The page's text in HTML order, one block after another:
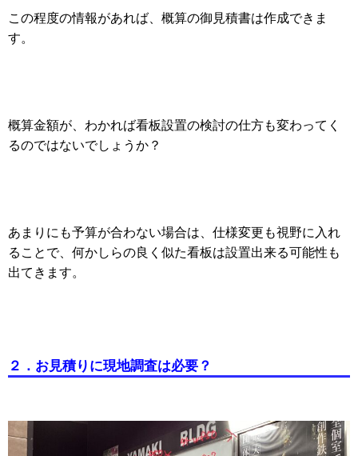
この程度の情報があれば、概算の御見積書は作成できま
す。
概算金額が、わかれば看板設置の検討の仕方も変わってく
るのではないでしょうか？
あまりにも予算が合わない場合は、仕様変更も視野に入れ
ることで、何かしらの良く似た看板は設置出来る可能性も
出てきます。
２．お見積りに現地調査は必要？